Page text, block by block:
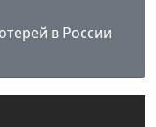
в России